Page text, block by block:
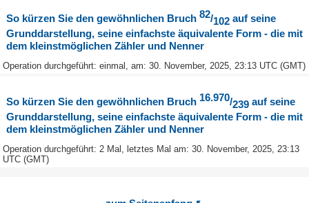
So kürzen Sie den gewöhnlichen Bruch 82/102auf seine
Grunddarstellung, seine einfachste äquivalente Form - die mit
dem kleinstmöglichen Zähler und Nenner
Operation durchgeführt: einmal, am: 30. November, 2025, 23:13 UTC (GMT)
So kürzen Sie den gewöhnlichen Bruch 16.970/239auf seine
Grunddarstellung, seine einfachste äquivalente Form - die mit
dem kleinstmöglichen Zähler und Nenner
Operation durchgeführt: 2 Mal, letztes Mal am: 30. November, 2025, 23:13
UTC (GMT)